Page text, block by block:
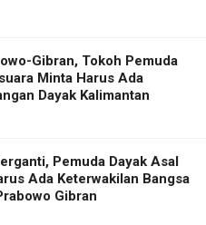
Gibran, Tokoh Pemuda
Minta Harus Ada
Dayak Kalimantan
Pemuda Dayak Asal
Ada Keterwakilan Bangsa
Gibran